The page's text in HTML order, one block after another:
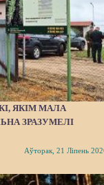
ЯКІМ МАЛА
ЗРАЗУМЕЛІ
Аўторак, 21 Ліпень